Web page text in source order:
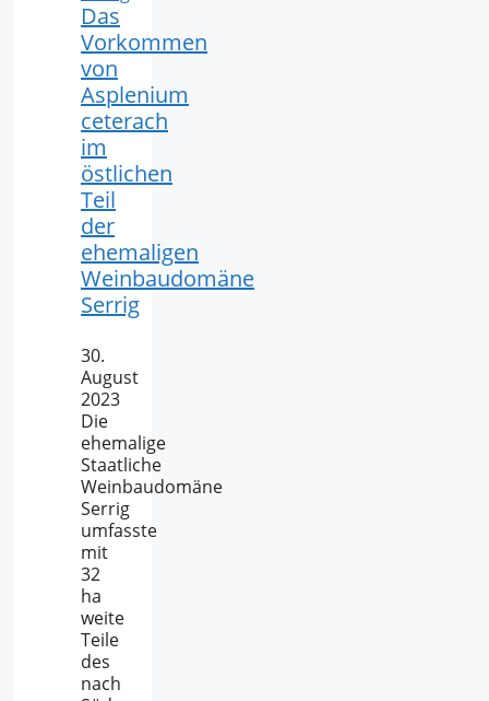
Das
Vorkommen
von
Asplenium
ceterach
im
östlichen
Teil
der
ehemaligen
Weinbaudomäne
Serrig
30.
August
2023
Die
ehemalige
Staatliche
Weinbaudomäne
Serrig
umfasste
mit
32
ha
weite
Teile
des
nach